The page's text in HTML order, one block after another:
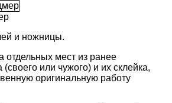
и ножницы.
отдельных мест из ранее
(своего или чужого) и их склейка,
оригинальную работу